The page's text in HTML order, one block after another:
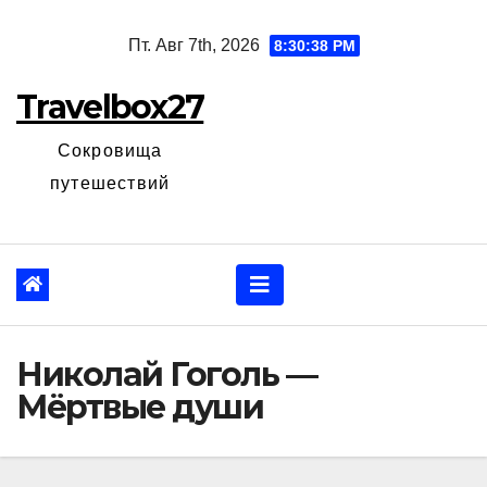
Пт. Авг 7th, 2026 8:30:39 PM
Travelbox27
Сокровища
путешествий
Николай Гоголь —
Мёртвые души